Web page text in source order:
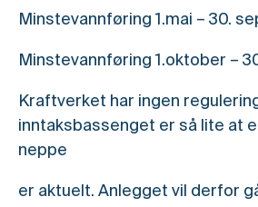
Minstevannføring 1.mai – 30.
Minstevannføring 1.oktober –
Kraftverket har ingen
inntaksbassenget er så lite at
neppe
er aktuelt. Anlegget vil derfor